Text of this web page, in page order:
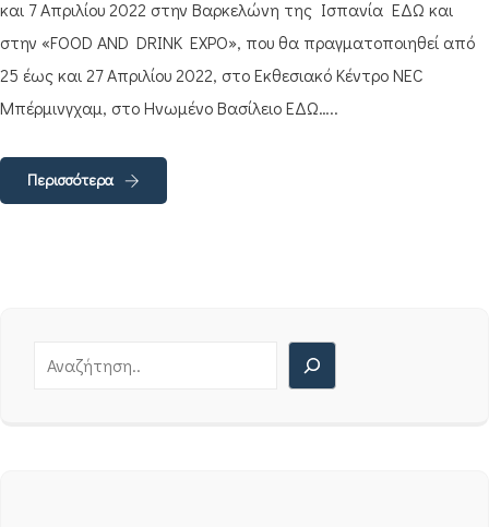
και 7 Απριλίου 2022 στην Βαρκελώνη της Ισπανία ΕΔΩ και
στην «FOOD AND DRINK EXPO», που θα πραγματοποιηθεί από
25 έως και 27 Απριλίου 2022, στο Εκθεσιακό Κέντρο NEC
Μπέρμινγχαμ, στο Ηνωμένο Βασίλειο ΕΔΩ…..
Περισσότερα